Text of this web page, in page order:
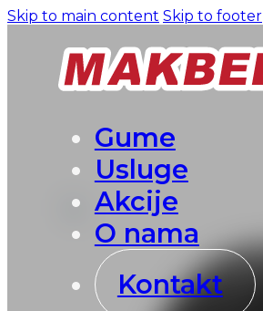
Skip to main content Skip to footer
Gume
Usluge
Akcije
O nama
Kontakt